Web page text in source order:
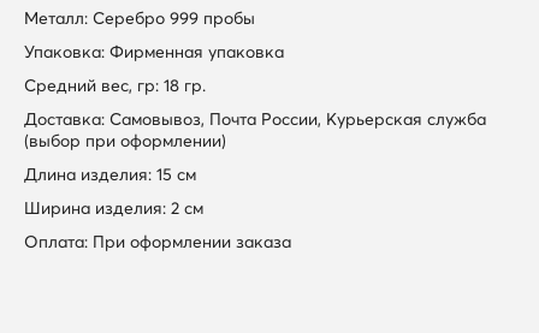
Металл: Серебро 999 пробы
Упаковка: Фирменная упаковка
Средний вес, гр: 18 гр.
Доставка: Самовывоз, Почта России, Курьерская служба
(выбор при оформлении)
Длина изделия: 15 см
Ширина изделия: 2 см
Оплата: При оформлении заказа